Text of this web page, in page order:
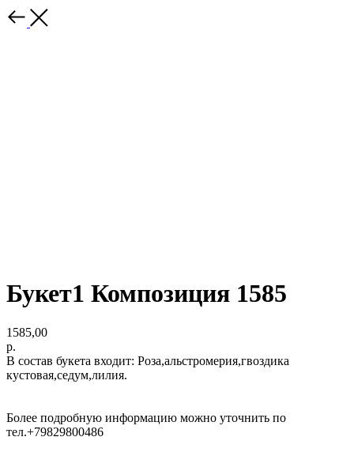
Букет1 Композиция 1585
1585,00
р.
В состав букета входит: Роза,альстромерия,гвоздика
кустовая,седум,лилия.
Более подробную информацию можно уточнить по
тел.+79829800486